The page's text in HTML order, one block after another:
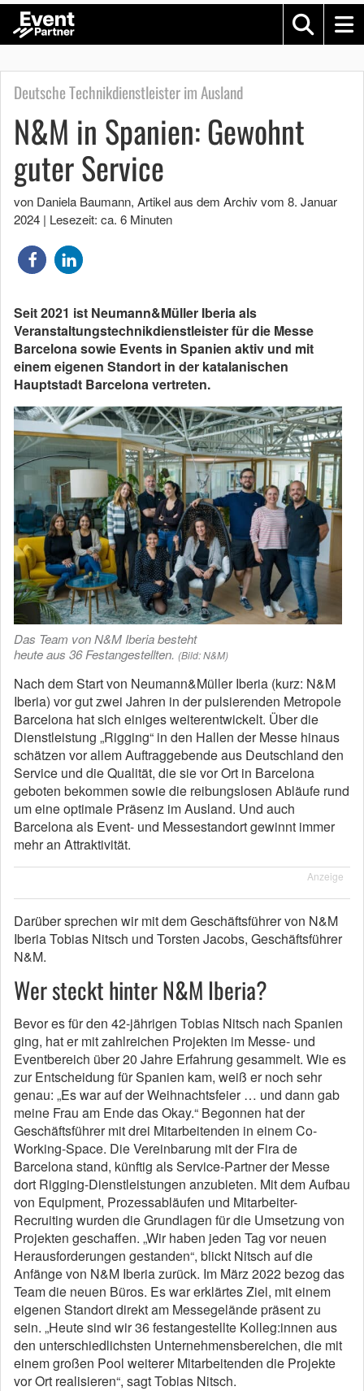
Deutsche Technikdienstleister im Ausland
N&M in Spanien: Gewohnt
guter Service
von Daniela Baumann, Artikel aus dem Archiv vom 8. Januar
2024 | Lesezeit: ca. 6 Minuten
Seit 2021 ist Neumann&Müller Iberia als
Veranstaltungstechnikdienstleister für die Messe
Barcelona sowie Events in Spanien aktiv und mit
einem eigenen Standort in der katalanischen
Hauptstadt Barcelona vertreten.
Das Team von N&M Iberia besteht
heute aus 36 Festangestellten. (Bild: N&M)
Nach dem Start von Neumann&Müller Iberia (kurz: N&M
Iberia) vor gut zwei Jahren in der pulsierenden Metropole
Barcelona hat sich einiges weiterentwickelt. Über die
Dienstleistung „Rigging“ in den Hallen der Messe hinaus
schätzen vor allem Auftraggebende aus Deutschland den
Service und die Qualität, die sie vor Ort in Barcelona
geboten bekommen sowie die reibungslosen Abläufe rund
um eine optimale Präsenz im Ausland. Und auch
Barcelona als Event- und Messestandort gewinnt immer
mehr an Attraktivität.
Anzeige
Darüber sprechen wir mit dem Geschäftsführer von N&M
Iberia Tobias Nitsch und Torsten Jacobs, Geschäftsführer
N&M.
Wer steckt hinter N&M Iberia?
Bevor es für den 42-jährigen Tobias Nitsch nach Spanien
ging, hat er mit zahlreichen Projekten im Messe- und
Eventbereich über 20 Jahre Erfahrung gesammelt. Wie es
zur Entscheidung für Spanien kam, weiß er noch sehr
genau: „Es war auf der Weihnachtsfeier … und dann gab
meine Frau am Ende das Okay.“ Begonnen hat der
Geschäftsführer mit drei Mitarbeitenden in einem Co-
Working-Space. Die Vereinbarung mit der Fira de
Barcelona stand, künftig als Service-Partner der Messe
dort Rigging-Dienstleistungen anzubieten. Mit dem Aufbau
von Equipment, Prozessabläufen und Mitarbeiter-
Recruiting wurden die Grundlagen für die Umsetzung von
Projekten geschaffen. „Wir haben jeden Tag vor neuen
Herausforderungen gestanden“, blickt Nitsch auf die
Anfänge von N&M Iberia zurück. Im März 2022 bezog das
Team die neuen Büros. Es war erklärtes Ziel, mit einem
eigenen Standort direkt am Messegelände präsent zu
sein. „Heute sind wir 36 festangestellte Kolleg:innen aus
den unterschiedlichsten Unternehmensbereichen, die mit
einem großen Pool weiterer Mitarbeitenden die Projekte
vor Ort realisieren“, sagt Tobias Nitsch.